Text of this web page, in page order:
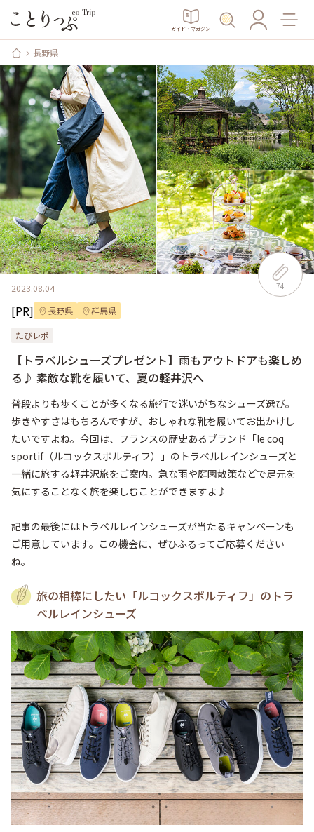
ガイド・マガジン
長野県
74
2023.08.04
[PR] 長野県 群馬県
たびレポ
【トラベルシューズプレゼント】雨もアウトドアも楽しめ
る♪ 素敵な靴を履いて、夏の軽井沢へ
普段よりも歩くことが多くなる旅行で迷いがちなシューズ選び。
歩きやすさはもちろんですが、おしゃれな靴を履いてお出かけし
たいですよね。今回は、フランスの歴史あるブランド「le coq
sportif（ルコックスポルティフ）」のトラベルレインシューズと
一緒に旅する軽井沢旅をご案内。急な雨や庭園散策などで足元を
気にすることなく旅を楽しむことができますよ♪
記事の最後にはトラベルレインシューズが当たるキャンペーンも
ご用意しています。この機会に、ぜひふるってご応募ください
ね。
旅の相棒にしたい「ルコックスポルティフ」のトラ
ベルレインシューズ